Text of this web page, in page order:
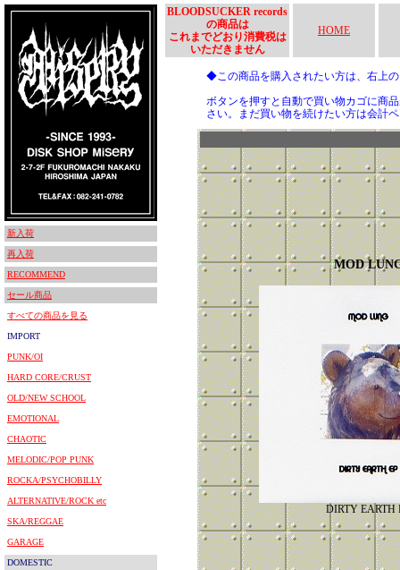
新入荷
再入荷
RECOMMEND
セール商品
すべての商品を見る
IMPORT
PUNK/OI
HARD CORE/CRUST
OLD/NEW SCHOOL
EMOTIONAL
CHAOTIC
MELODIC/POP PUNK
ROCKA/PSYCHOBILLY
ALTERNATIVE/ROCK etc
SKA/REGGAE
GARAGE
DOMESTIC
BLOODSUCKER records
の商品は
これまでどおり消費税は
いただきません
HOME
◆この商品を購入されたい方は、右上
ボタンを押すと自動で買い物カゴに商
さい。まだ買い物を続けたい方は会計
MOD
DIRTY EARTH